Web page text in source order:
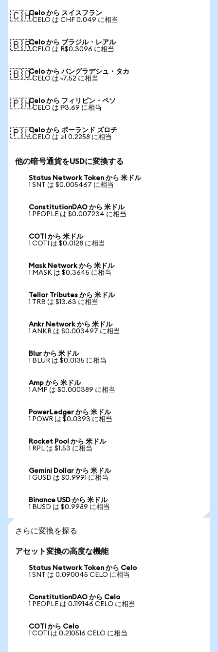
🇨🇭Celo から スイスフラン
1 CELO は CHF 0.049 に相当
🇧🇷Celo から ブラジル・レアル
1 CELO は R$0.3096 に相当
🇧🇩Celo から バングラデシュ・タカ
1 CELO は ৳7.52 に相当
🇵🇭Celo から フィリピン・ペソ
1 CELO は ₱3.69 に相当
🇵🇱Celo から ポーランド ズロチ
1 CELO は zł 0.2258 に相当
他の暗号通貨をUSDに変換する
Status Network Token から 米ドル
1 SNT は $0.005467 に相当
ConstitutionDAO から 米ドル
1 PEOPLE は $0.007234 に相当
COTI から 米ドル
1 COTI は $0.0128 に相当
Mask Network から 米ドル
1 MASK は $0.3645 に相当
Tellor Tributes から 米ドル
1 TRB は $13.63 に相当
Ankr Network から 米ドル
1 ANKR は $0.003497 に相当
Blur から 米ドル
1 BLUR は $0.0135 に相当
Amp から 米ドル
1 AMP は $0.000389 に相当
PowerLedger から 米ドル
1 POWR は $0.0393 に相当
Rocket Pool から 米ドル
1 RPL は $1.53 に相当
Gemini Dollar から 米ドル
1 GUSD は $0.9991 に相当
Binance USD から 米ドル
1 BUSD は $0.9989 に相当
さらに変換を探る
アセット変換の高度な機能
Status Network Token から Celo
1 SNT は 0.090045 CELO に相当
ConstitutionDAO から Celo
1 PEOPLE は 0.119146 CELO に相当
COTI から Celo
1 COTI は 0.210516 CELO に相当